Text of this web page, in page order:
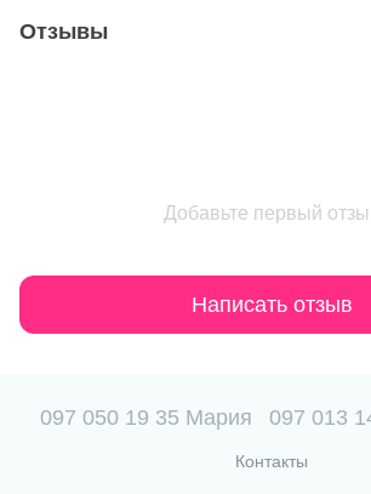
Отзывы
Добавьте первый
Написать отзыв
097 050 19 35 Мария 097 013
Контакты